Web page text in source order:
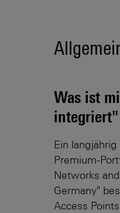
Was ist
Ein langjährig
Premium-
Networks
Germany"
Access